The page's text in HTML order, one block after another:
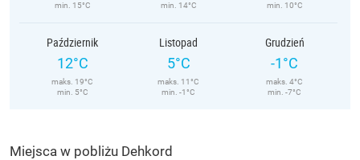
min. 15°C
min. 14°C
min. 10°C
Październik
12°C
maks. 19°C
min. 5°C
Listopad
5°C
maks. 11°C
min. -1°C
Grudzień
-1°C
maks. 4°C
min. -7°C
Miejsca w pobliżu Dehkord